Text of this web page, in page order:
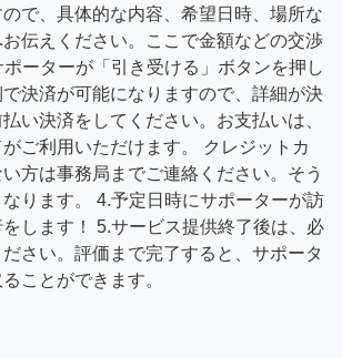
で、具体的な内容、希望日時、場所な
伝えください。ここで金額などの交渉
ポーターが「引き受ける」ボタンを押し
決済が可能になりますので、詳細が決
い決済をしてください。お支払いは、
ご利用いただけます。 クレジットカ
方は事務局までご連絡ください。そう
ります。 4.予定日時にサポーターが訪
します！ 5.サービス提供終了後は、必
さい。評価まで完了すると、サポータ
ことができます。